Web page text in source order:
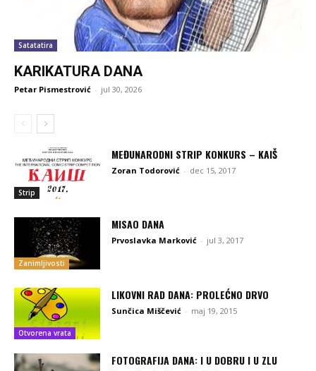
Satatatira
KARIKATURA DANA
Petar Pismestrović - jul 30, 2026
Strip
MEĐUNARODNI STRIP KONKURS – KAIŠ
Zoran Todorović - dec 15, 2017
Zanimljivosti
MISAO DANA
Prvoslavka Marković - jul 3, 2017
Otvorena vrata
LIKOVNI RAD DANA: PROLEĆNO DRVO
Sunčica Miščević - maj 19, 2015
FOTOGRAFIJA DANA: I U DOBRU I U ZLU